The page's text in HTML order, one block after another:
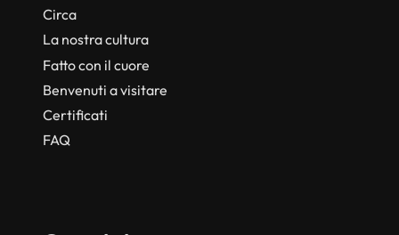
Circa
La nostra cultura
Fatto con il cuore
Benvenuti a visitare
Certificati
FAQ